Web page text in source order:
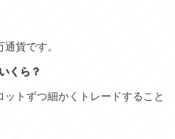
貨です。
くら？
トずつ細かくトレードすること